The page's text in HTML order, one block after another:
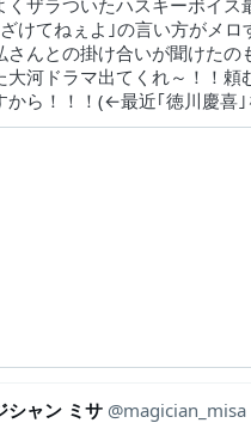
くザラついたハスキーボイス
けてねぇよ｣の言い方がメ
さんとの掛け合いが聞けたの
大河ドラマ出てくれ～！！頼
から！！！(←最近｢徳川慶喜
シャン ミサ magician_misa